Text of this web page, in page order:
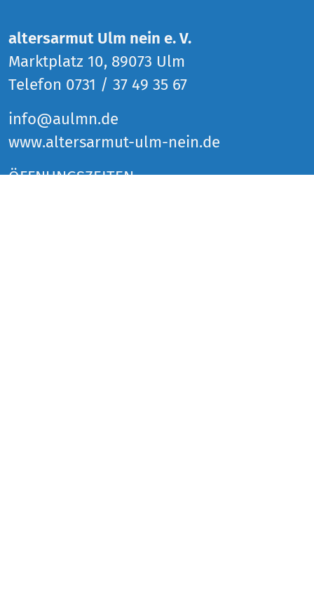
altersarmut Ulm nein e. V.
Marktplatz 10, 89073 Ulm
Telefon 0731 / 37 49 35 67
info@aulmn.de
www.altersarmut-ulm-nein.de
ÖFFNUNGSZEITEN